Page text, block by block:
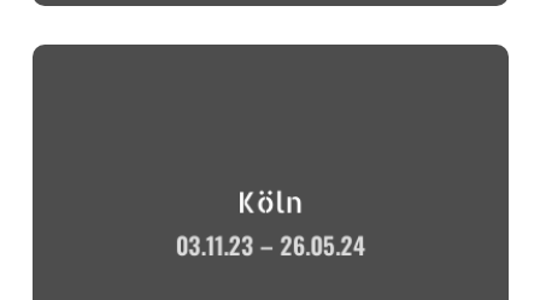
Köln
03.11.23 – 26.05.24